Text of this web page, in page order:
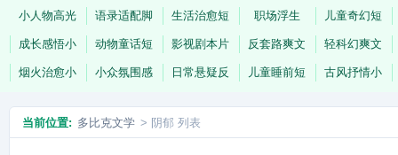
古风小诗 科幻短篇 现代小诗 连载
小人物高光 语录适配脚 生活治愈短 职场浮生 儿童奇幻短
成长感悟小 动物童话短 影视剧本片 反套路爽文 轻科幻爽文
烟火治愈小 小众氛围感 日常悬疑反 儿童睡前短 古风抒情小
当前位置: 多比克文学 > 阴郁 列表